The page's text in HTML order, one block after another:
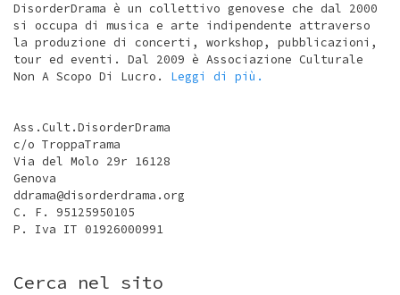
DisorderDrama è un collettivo genovese che dal 2000
si occupa di musica e arte indipendente attraverso
la produzione di concerti, workshop, pubblicazioni,
tour ed eventi. Dal 2009 è Associazione Culturale
Non A Scopo Di Lucro. Leggi di più.
Ass.Cult.DisorderDrama
c/o TroppaTrama
Via del Molo 29r 16128
Genova
ddrama@disorderdrama.org
C. F. 95125950105
P. Iva IT 01926000991
Cerca nel sito